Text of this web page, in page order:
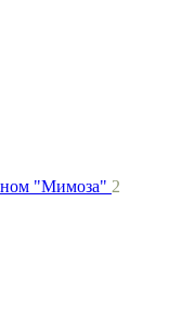
"Мимоза" 2